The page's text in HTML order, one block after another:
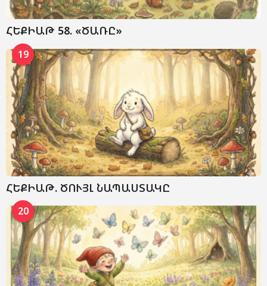
ՀԵՔԻԱԹ 58. «ԾԱՌԸ»
19
ՀԵՔԻԱԹ. ԾՈՒՅԼ ՆԱՊԱՍՏԱԿԸ
20